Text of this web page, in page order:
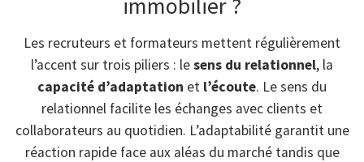
Les recruteurs et formateurs mettent régulièrement
l’accent sur trois piliers : lesens du relationnel, la
capacité d’adaptation et l’écoute. Le sens du
relationnel facilite les échanges avec clients et
collaborateurs au quotidien. L’adaptabilité garantit une
réaction rapide face aux aléas du marché tandis que